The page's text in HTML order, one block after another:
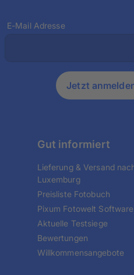
E-Mail Adresse
Jetzt
Gut informiert
Lieferung & Versand
Luxemburg
Preisliste Fotobuch
Pixum Fotowelt Software
Aktuelle Testsiege
Bewertungen
Willkommensangebote